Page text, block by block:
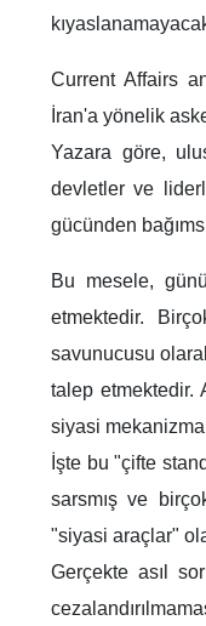
Current Affairs
İran'a yönelik
Yazara göre,
devletler ve
gücünden
Bu mesele,
etmektedir.
savunucusu
talep etmektedir.
siyasi
İşte bu "çifte
sarsmış ve
"siyasi araçlar"
Gerçekte asıl